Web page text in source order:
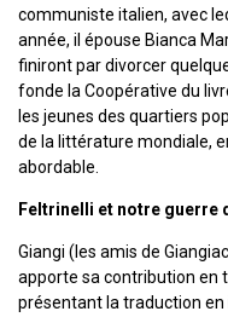
communiste italien, avec
année, il épouse Bianca
finiront par divorcer
fonde la Coopérative du
les jeunes des quartiers
de la littérature mondiale,
abordable.
Feltrinelli et notre guerre
Giangi (les amis de
apporte sa contribution en
présentant la traduction en